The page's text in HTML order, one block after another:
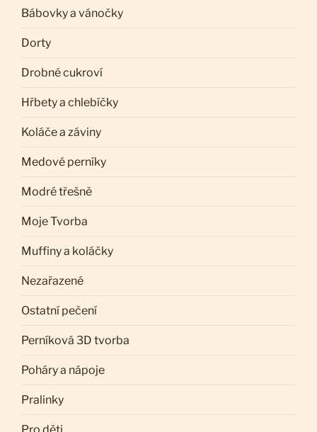
Bábovky a vánočky
Dorty
Drobné cukroví
Hřbety a chlebíčky
Koláče a záviny
Medové perníky
Modré třešně
Moje Tvorba
Muffiny a koláčky
Nezařazené
Ostatní pečení
Perníková 3D tvorba
Poháry a nápoje
Pralinky
Pro děti